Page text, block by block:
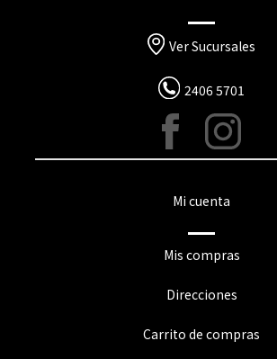
Ver Sucursales
2406 5701
Mi cuenta
Mis compras
Direcciones
Carrito de compras